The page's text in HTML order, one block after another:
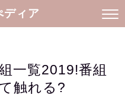
ディア
一覧2019!番組
触れる?